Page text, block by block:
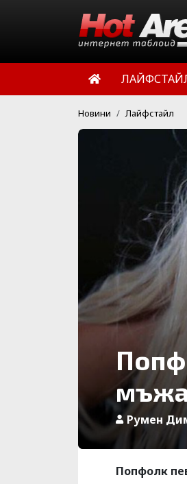
Новини Лайфстайл
мъжа
Румен
Попфолк